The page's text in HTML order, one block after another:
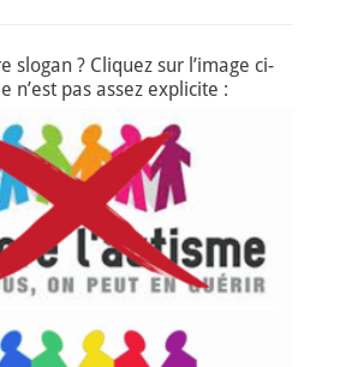
slogan ? Cliquez sur l’image ci-
n’est pas assez explicite :